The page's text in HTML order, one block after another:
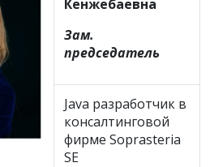
Кенжебаевна
Зам.
председатель
Java разработчик в
консалтинговой
фирме Soprasteria
SE